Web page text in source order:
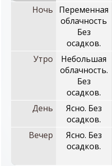
Ночь
Переменная
облачность
Без
осадков.
Утро
Небольшая
облачность.
Без
осадков.
День
Ясно. Без
осадков.
Вечер
Ясно. Без
осадков.